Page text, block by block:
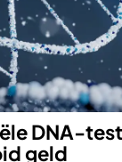
DNA-
geld